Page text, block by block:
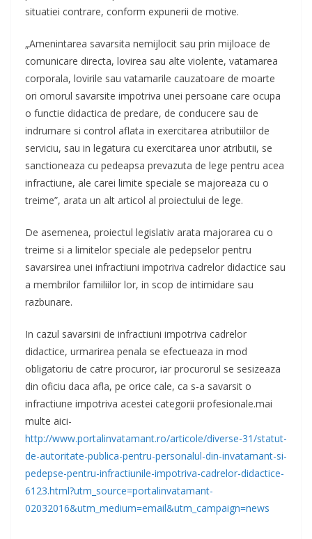
situatiei contrare, conform expunerii de motive.
„Amenintarea savarsita nemijlocit sau prin mijloace de
comunicare directa, lovirea sau alte violente, vatamarea
corporala, lovirile sau vatamarile cauzatoare de moarte
ori omorul savarsite impotriva unei persoane care ocupa
o functie didactica de predare, de conducere sau de
indrumare si control aflata in exercitarea atributiilor de
serviciu, sau in legatura cu exercitarea unor atributii, se
sanctioneaza cu pedeapsa prevazuta de lege pentru acea
infractiune, ale carei limite speciale se majoreaza cu o
treime”, arata un alt articol al proiectului de lege.
De asemenea, proiectul legislativ arata majorarea cu o
treime si a limitelor speciale ale pedepselor pentru
savarsirea unei infractiuni impotriva cadrelor didactice sau
a membrilor familiilor lor, in scop de intimidare sau
razbunare.
In cazul savarsirii de infractiuni impotriva cadrelor
didactice, urmarirea penala se efectueaza in mod
obligatoriu de catre procuror, iar procurorul se sesizeaza
din oficiu daca afla, pe orice cale, ca s-a savarsit o
infractiune impotriva acestei categorii profesionale.mai
multe aici-
http://www.portalinvatamant.ro/articole/diverse-31/statut-
de-autoritate-publica-pentru-personalul-din-invatamant-si-
pedepse-pentru-infractiunile-impotriva-cadrelor-didactice-
6123.html?utm_source=portalinvatamant-
02032016&utm_medium=email&utm_campaign=news